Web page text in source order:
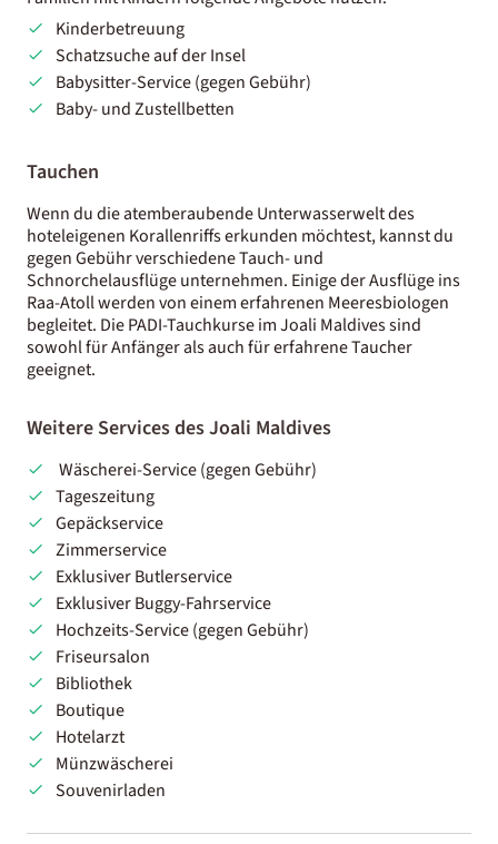
Kinderbetreuung
Schatzsuche auf der Insel
Babysitter-Service (gegen Gebühr)
Baby- und Zustellbetten
Tauchen
Wenn du die atemberaubende Unterwasserwelt des
hoteleigenen Korallenriffs erkunden möchtest, kannst du
gegen Gebühr verschiedene Tauch- und
Schnorchelausflüge unternehmen. Einige der Ausflüge ins
Raa-Atoll werden von einem erfahrenen Meeresbiologen
begleitet. Die PADI-Tauchkurse im Joali Maldives sind
sowohl für Anfänger als auch für erfahrene Taucher
geeignet.
Weitere Services des Joali Maldives
Wäscherei-Service (gegen Gebühr)
Tageszeitung
Gepäckservice
Zimmerservice
Exklusiver Butlerservice
Exklusiver Buggy-Fahrservice
Hochzeits-Service (gegen Gebühr)
Friseursalon
Bibliothek
Boutique
Hotelarzt
Münzwäscherei
Souvenirladen